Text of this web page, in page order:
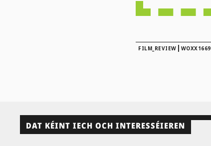
FILM_REVIEW | WOXX1669
DAT KÉINT IECH OCH INTERESSÉIEREN